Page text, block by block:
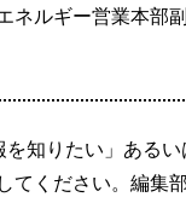
ネルギー営業本部
知りたい」ある
てください。編集